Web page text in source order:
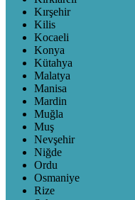
Kırşehir
Kilis
Kocaeli
Konya
Kütahya
Malatya
Manisa
Mardin
Muğla
Muş
Nevşehir
Niğde
Ordu
Osmaniye
Rize